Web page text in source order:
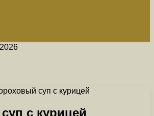
суп с курицей
с курицей